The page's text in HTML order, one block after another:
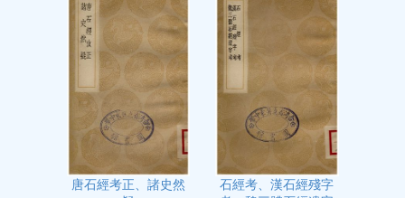
唐石經考正、諸史然
石經考、漢石經殘字